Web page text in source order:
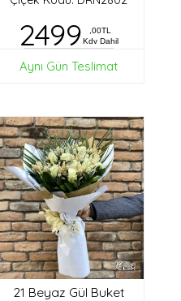
2499
,00TL
Kdv Dahil
Aynı Gün Teslimat
21 Beyaz Gül Buket